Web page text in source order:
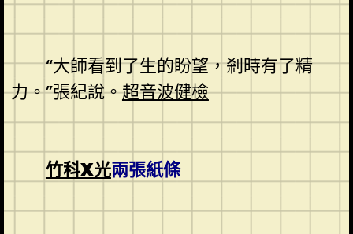
“大師看到了生的盼望，剎時有了精
力。”張紀說。超音波健檢
竹科X光兩張紙條